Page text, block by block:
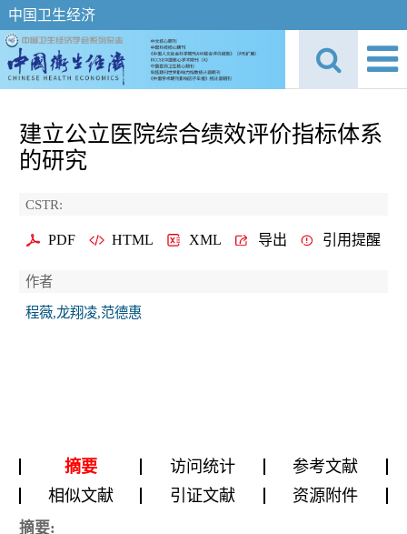
中国卫生经济
建立公立医院综合绩效评价指标体系
的研究
CSTR:
PDF HTML XML 导出 引用提醒
作者
程薇,龙翔凌,范德惠
摘要 访问统计
参考文献
相似文献
引证文献 资源附件
摘要: